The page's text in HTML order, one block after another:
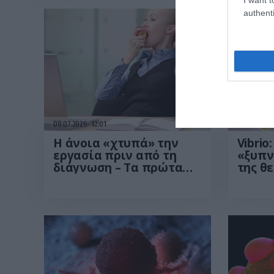
09.07.2026 12:01
Η άνοια «χτυπά» την
εργασία πριν από τη
διάγνωση – Τα πρώτα της